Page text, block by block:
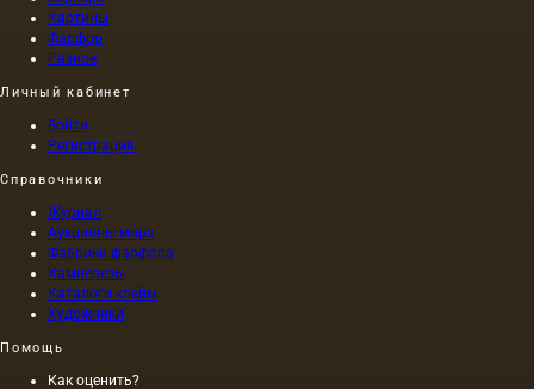
Картины
Фарфор
Разное
Личный кабинет
Войти
Регистрация
Справочники
Журнал
Аукционы мира
Фабрики фарфора
Камнерезы
Каталоги клейм
Художники
Помощь
Как оценить?